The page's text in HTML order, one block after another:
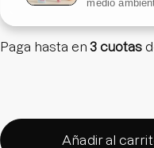
medio
Paga hasta en3 cuotas
Añadir al